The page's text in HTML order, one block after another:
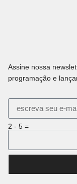
Assine nossa
programação e
2 - 5 =